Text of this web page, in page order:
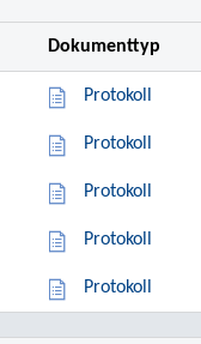
Dokumenttyp
Protokoll
Protokoll
Protokoll
Protokoll
Protokoll